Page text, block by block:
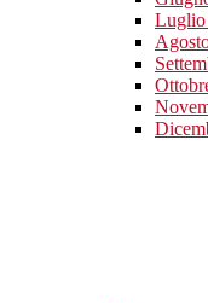
Luglio